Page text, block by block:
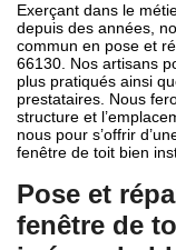
Exerçant dans le
depuis des années,
commun en pose et
66130. Nos artisans
plus pratiqués ainsi
prestataires. Nous
structure et
nous pour s’offrir
fenêtre de toit bien
Pose et
fenêtre de